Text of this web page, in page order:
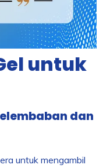
untuk
dan
untuk mengambil